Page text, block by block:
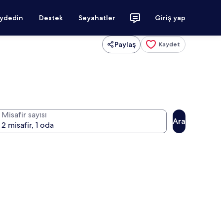
Destek Seyahatler Giriş yap
Paylaş Kaydet
Misafir sayısı
Ara